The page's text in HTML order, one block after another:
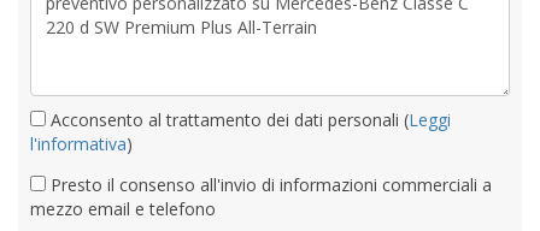
Acconsento al trattamento dei dati personali (Leggi
l'informativa)
Presto il consenso all'invio di informazioni commerciali a
mezzo email e telefono